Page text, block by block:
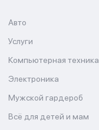
Авто
Услуги
Компьютерная техника
Электроника
Мужской гардероб
Всё для детей и мам